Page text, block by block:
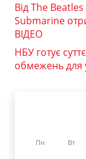
Від The
Submarine
ВІДЕО
НБУ готує
обмежень для
Пн Вт